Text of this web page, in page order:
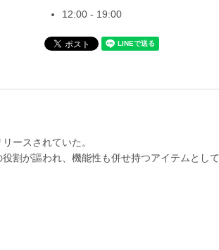
12:00 - 19:00
ースされていた。
割が謳われ、機能性も併せ持つアイテムとし